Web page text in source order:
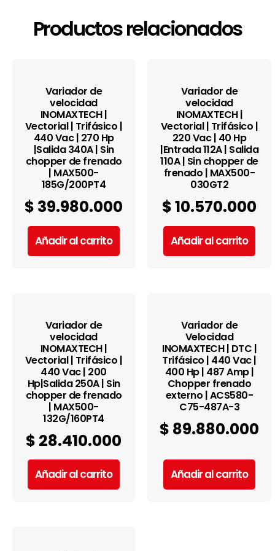
Productos relacionados
Variador de
velocidad
INOMAXTECH |
Vectorial | Trifásico |
440 Vac | 270 Hp
|Salida 340A | Sin
chopper de frenado
| MAX500-
185G/200PT4
$ 39.980.000
Añadir al carrito
Variador de
velocidad
INOMAXTECH |
Vectorial | Trifásico |
220 Vac | 40 Hp
|Entrada 112A | Salida
110A | Sin chopper de
frenado | MAX500-
030GT2
$10.570.000
Añadir al carrito
Variador de
velocidad
INOMAXTECH |
Vectorial | Trifásico |
440 Vac | 200
Hp|Salida 250A | Sin
chopper de frenado
| MAX500-
132G/160PT4
$ 28.410.000
Añadir al carrito
Variador de
Velocidad
INOMAXTECH | DTC |
Trifásico | 440 Vac |
400 Hp | 487 Amp |
Chopper frenado
externo | ACS580-
C75-487A-3
$ 89.880.000
Añadir al carrito